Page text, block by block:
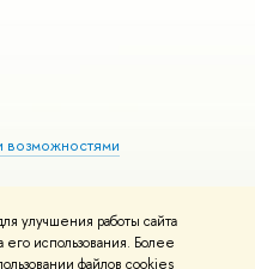
улучшения работы сайта
использования. Более
файлов cookies
возможностями